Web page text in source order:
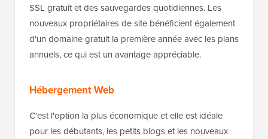
SSL gratuit et des sauvegardes quotidiennes. Les
nouveaux propriétaires de site bénéficient également
d'un domaine gratuit la première année avec les plans
annuels, ce qui est un avantage appréciable.
Hébergement Web
C'est l'option la plus économique et elle est idéale
pour les débutants, les petits blogs et les nouveaux